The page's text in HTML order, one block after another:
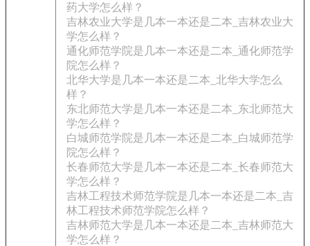
药大学怎么样？
吉林农业大学是几本一本还是二本_吉林农业大
学怎么样？
通化师范学院是几本一本还是二本_通化师范学
院怎么样？
北华大学是几本一本还是二本_北华大学怎么
样？
东北师范大学是几本一本还是二本_东北师范大
学怎么样？
白城师范学院是几本一本还是二本_白城师范学
院怎么样？
长春师范大学是几本一本还是二本_长春师范大
学怎么样？
吉林工程技术师范学院是几本一本还是二本_吉
林工程技术师范学院怎么样？
吉林师范大学是几本一本还是二本_吉林师范大
学怎么样？